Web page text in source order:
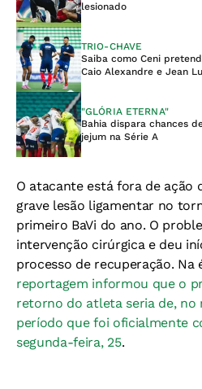
lesionado
TRIO-CHAVE
Saiba como Ceni
Caio Alexandre e Jean
"GLÓRIA ETERNA"
Bahia dispara chances
jejum na Série A
O atacante está fora de ação
grave lesão ligamentar no
primeiro BaVi do ano. O
intervenção cirúrgica e deu
processo de recuperação. Na
reportagem informou que o
retorno do atleta seria de, no
período que foi oficialmente
segunda-feira, 25.